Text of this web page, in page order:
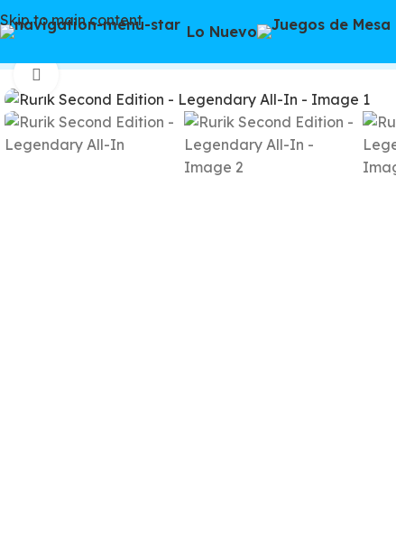
Skip to main content
Lo Nuevo
Watch video
Click to enlarge